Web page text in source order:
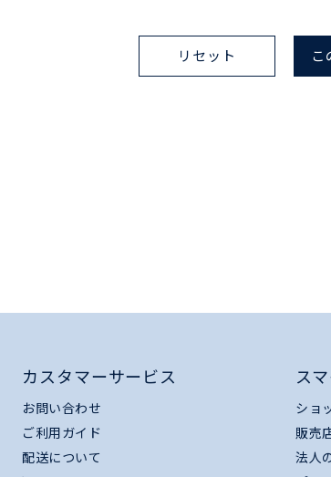
こ
リセット
カスタマーサービス
お問い合わせ
ご利用ガイド
配送について
ス
ショ
販売
法人